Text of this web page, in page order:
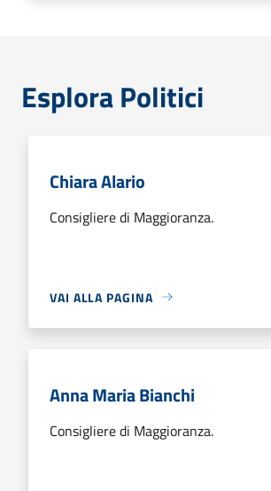
Esplora Politici
Chiara Alario
Consigliere di Maggioranza.
VAI ALLA PAGINA
Anna Maria Bianchi
Consigliere di Maggioranza.